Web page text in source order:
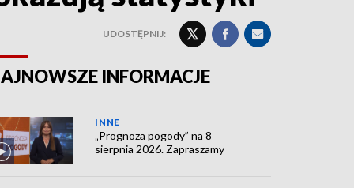
UDOSTĘPNIJ:
INFORMACJE
INNE
„Prognoza pogody” na 8
sierpnia 2026. Zapraszamy